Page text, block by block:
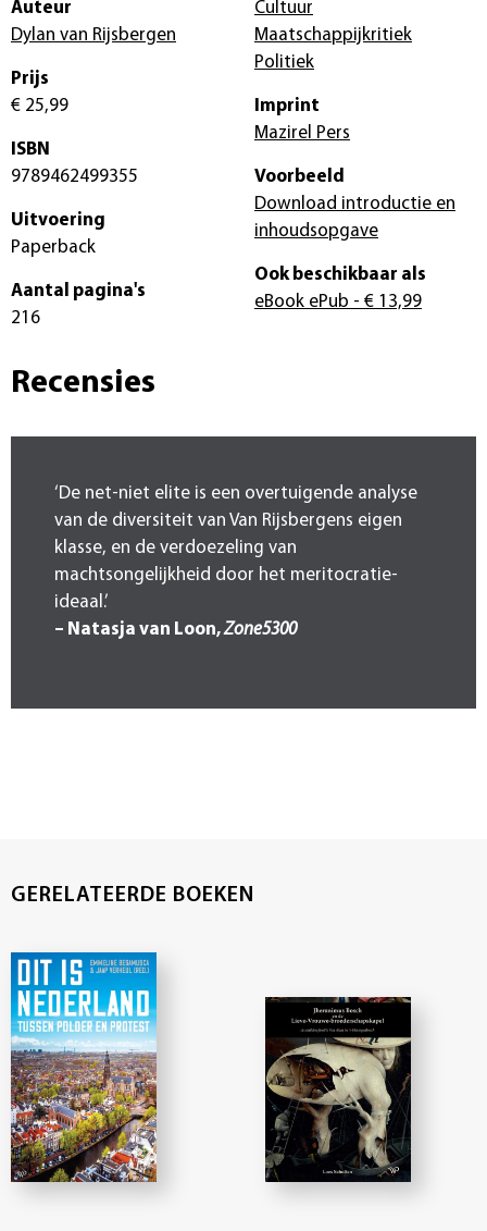
Auteur
Dylan van Rijsbergen
Prijs
€ 25,99
ISBN
9789462499355
Uitvoering
Paperback
Aantal pagina's
216
Cultuur
Maatschappijkritiek
Politiek
Imprint
Mazirel Pers
Voorbeeld
Download introductie en
inhoudsopgave
Ook beschikbaar als
eBook ePub - € 13,99
Recensies
‘De net-niet elite is een overtuigende analyse
van de diversiteit van Van Rijsbergens eigen
klasse, en de verdoezeling van
machtsongelijkheid door het meritocratie-
ideaal.’
– Natasja van Loon,Zone5300
GERELATEERDE BOEKEN